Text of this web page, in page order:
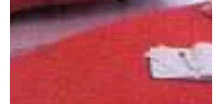
Kétlaki bútorok
Gyakran arra kényszerülünk, hogy lakókörnyezetünkben helyhiány,
anyagi okok vagy valamilyen praktikus megfontolás miatt egy
berendezési tárgyat többféle funkcióban is használjunk, vagy
eredeti rendeltetésétől eltérő módon vegyünk birtokba. Ez sokszor
kényszerítő okok nélkül is nagyon izgalmas lehet.